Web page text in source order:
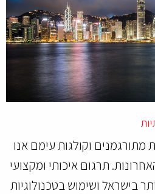
מתורגמנים וקולגות עימם אנו
תרגום איכותי ומקצועי
בישראל ושימוש בטכנולוגיות